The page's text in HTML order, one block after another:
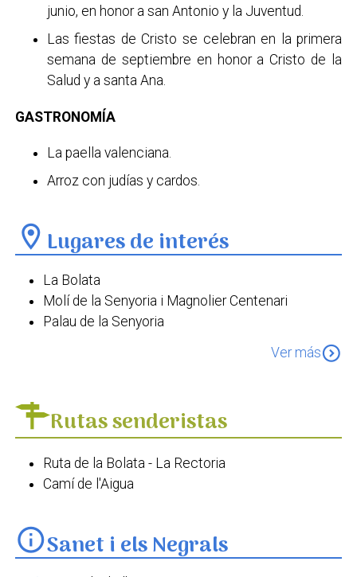
junio, en honor a san Antonio y la Juventud.
Las fiestas de Cristo se celebran en la primera
semana de septiembre en honor a Cristo de la
Salud y a santa Ana.
GASTRONOMÍA
La paella valenciana.
Arroz con judías y cardos.
location_on Lugares de interés
La Bolata
Molí de la Senyoria i Magnolier Centenari
Palau de la Senyoria
Església de Santa Anna de Sanet i els Negrals
Ver másexpand_circle_down
Rutas senderistas
Ruta de la Bolata - La Rectoria
Camí de l'Aigua
infoSanet i els Negrals